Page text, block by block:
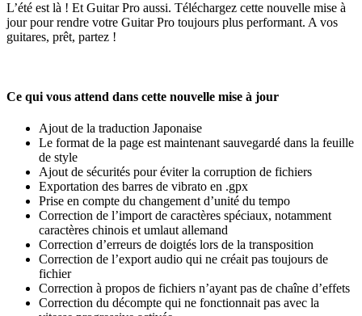
L’été est là ! Et Guitar Pro aussi. Téléchargez cette nouvelle mise à
jour pour rendre votre Guitar Pro toujours plus performant. A vos
guitares, prêt, partez !
Ce qui vous attend dans cette nouvelle mise à jour
Ajout de la traduction Japonaise
Le format de la page est maintenant sauvegardé dans la feuille
de style
Ajout de sécurités pour éviter la corruption de fichiers
Exportation des barres de vibrato en .gpx
Prise en compte du changement d’unité du tempo
Correction de l’import de caractères spéciaux, notamment
caractères chinois et umlaut allemand
Correction d’erreurs de doigtés lors de la transposition
Correction de l’export audio qui ne créait pas toujours de
fichier
Correction à propos de fichiers n’ayant pas de chaîne d’effets
Correction du décompte qui ne fonctionnait pas avec la